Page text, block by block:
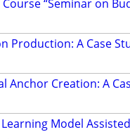
“Seminar on
Production: A Case
Anchor Creation: A
Model